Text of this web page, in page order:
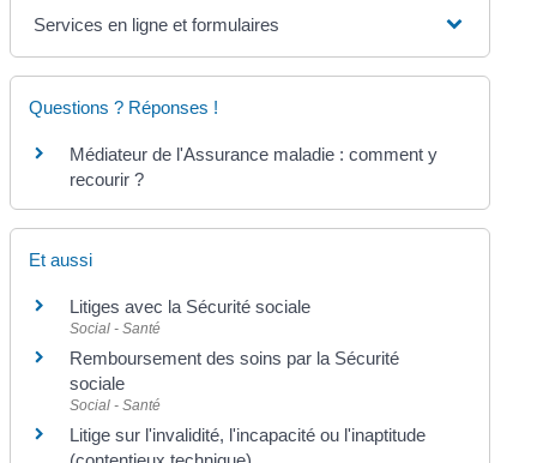
Services en ligne et formulaires
Questions ? Réponses !
Médiateur de l'Assurance maladie : comment y
recourir ?
Et aussi
Litiges avec la Sécurité sociale
Social - Santé
Remboursement des soins par la Sécurité
sociale
Social - Santé
Litige sur l'invalidité, l'incapacité ou l'inaptitude